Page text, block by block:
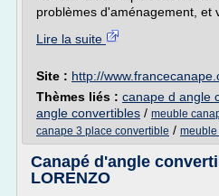
problèmes d'aménagement, et
Lire la suite
Site : http://
Thèmes liés : canape d angle
angle convertibles / meuble
canape 3 place convertible /
Canapé d'angle
LORENZO